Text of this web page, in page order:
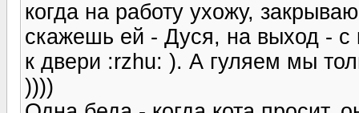
когда на работу ухожу,
скажешь ей - Дуся, на выход - с
к двери :rzhu: ). А гуляем мы
))))